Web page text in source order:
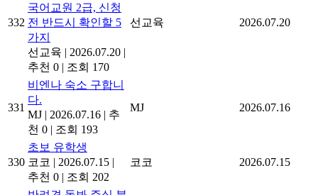
332
국어교원 2급, 신청
전 반드시 확인할 5
가지
선교육 | 2026.07.20 |
추천 0 | 조회 170
선교육 2026.07.20
331
비엔나 숙소 구합니
다.
MJ | 2026.07.16 | 추
천 0 | 조회 193
MJ 2026.07.16
330
초보 유학생
코코 | 2026.07.15 |
추천 0 | 조회 202
코코 2026.07.15